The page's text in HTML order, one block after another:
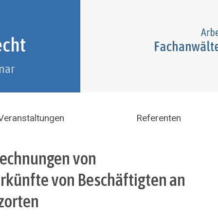
Referenten
von
von Beschäftigten an